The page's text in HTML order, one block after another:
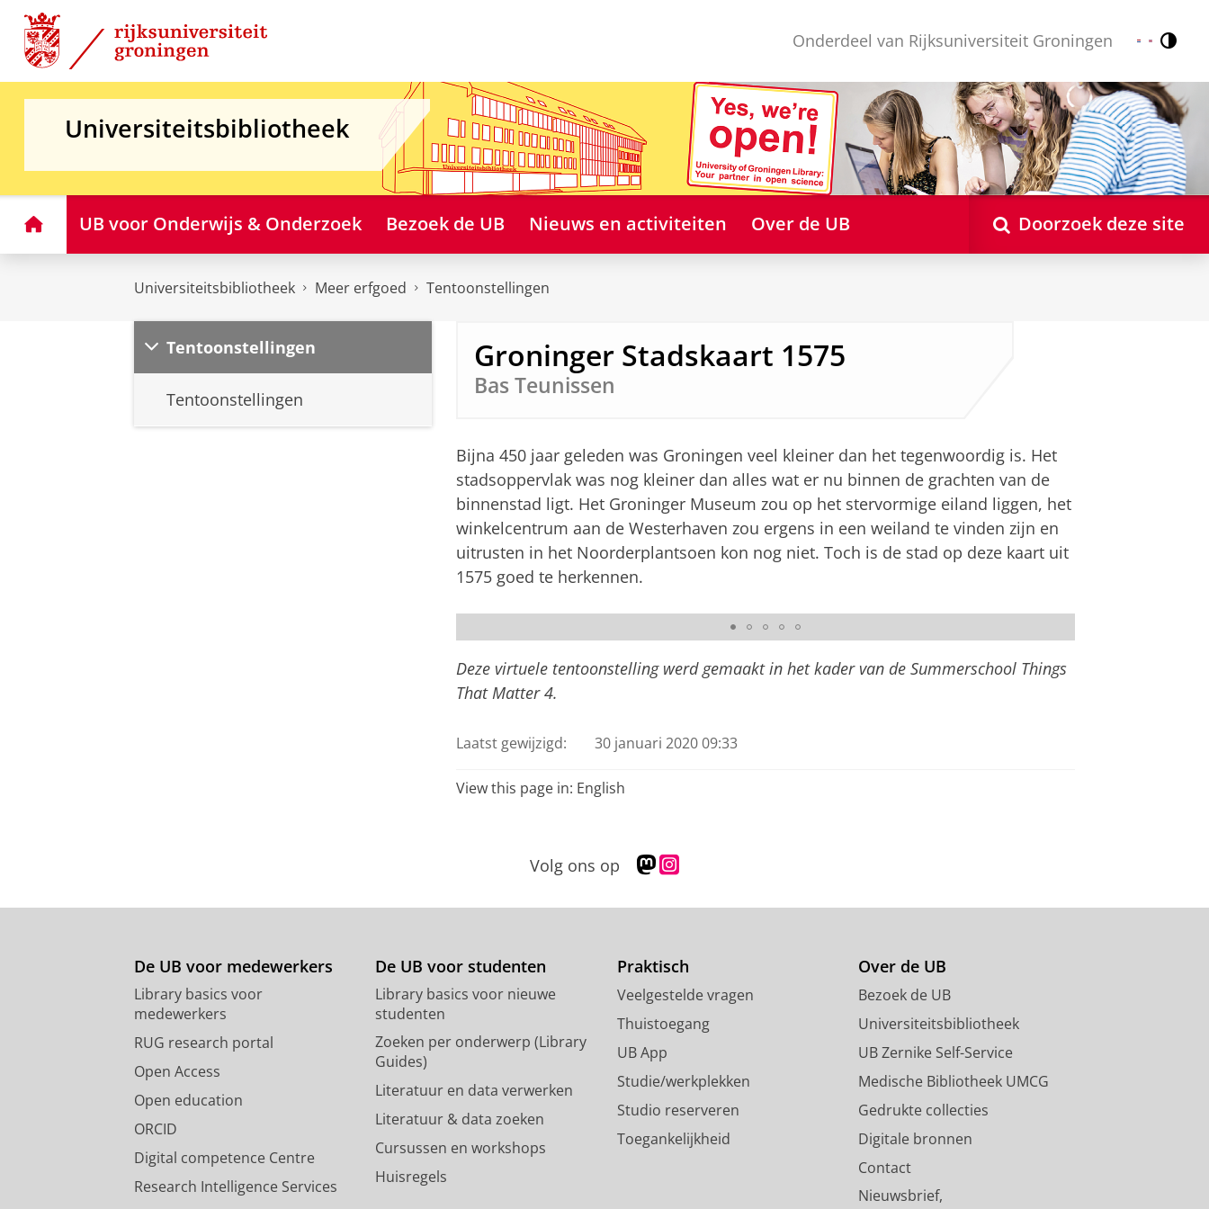
Skip
Content
Skip
Navigation
Onderdeel van Rijksuniversiteit Groningen Nederlands
English
Universiteitsbibliotheek
HomeUB voor Onderwijs & Onderzoek Bezoek de UB Nieuws en activiteiten Over de UB Doorzoek deze site
Universiteitsbibliotheek Meer erfgoed Tentoonstellingen
Tentoonstellingen
Tentoonstellingen
Groninger Stadskaart 1575
Bas Teunissen
Bijna 450 jaar geleden was Groningen veel kleiner dan het tegenwoordig is. Het
stadsoppervlak was nog kleiner dan alles wat er nu binnen de grachten van de
binnenstad ligt. Het Groninger Museum zou op het stervormige eiland liggen, het
winkelcentrum aan de Westerhaven zou ergens in een weiland te vinden zijn en
uitrusten in het Noorderplantsoen kon nog niet. Toch is de stad op deze kaart uit
1575 goed te herkennen.
Deze kaart is een kopergravure van Groningen in 1575 zoals die werd uitgegeven.
Deze virtuele tentoonstelling werd gemaakt in het kader van de Summerschool Things
That Matter 4.
Laatst gewijzigd: 30 januari 2020 09:33
View this page in: English
Volg ons op
M
s
d
n
p
o
f
i
e
l
s
g
r
a
m
c
c
o
u
De UB voor medewerkers
Library basics voor
medewerkers
RUG research portal
Open Access
Open education
ORCID
Digital competence Centre
Research Intelligence Services
De UB voor studenten
Library basics voor nieuwe
studenten
Zoeken per onderwerp (Library
Guides)
Literatuur en data verwerken
Literatuur & data zoeken
Cursussen en workshops
Huisregels
Praktisch
Veelgestelde vragen
Thuistoegang
UB App
Studie/werkplekken
Studio reserveren
Toegankelijkheid
Over de UB
Bezoek de UB
Universiteitsbibliotheek
UB Zernike Self-Service
Medische Bibliotheek UMCG
Gedrukte collecties
Digitale bronnen
Contact
Nieuwsbrief,